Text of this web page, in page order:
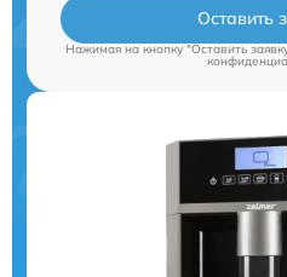
Оставить
Нажимая на кнопку "Оставить